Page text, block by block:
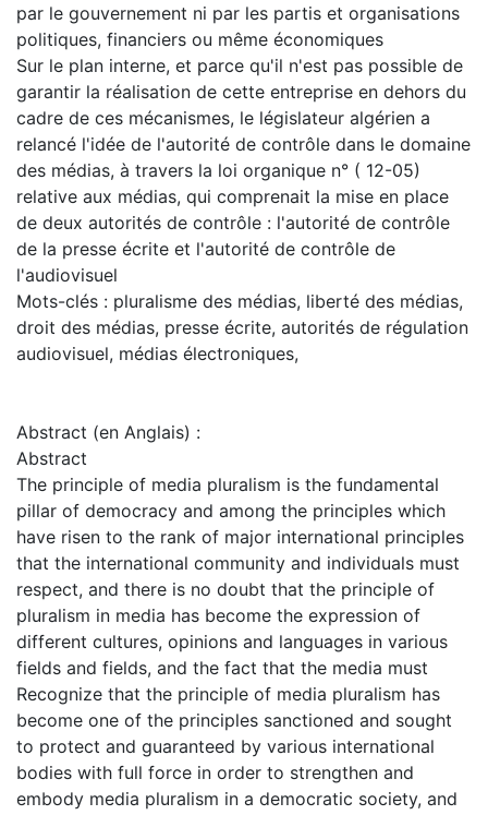
par le gouvernement ni par les partis et organisations
politiques, financiers ou même économiques
Sur le plan interne, et parce qu'il n'est pas possible de
garantir la réalisation de cette entreprise en dehors du
cadre de ces mécanismes, le législateur algérien a
relancé l'idée de l'autorité de contrôle dans le domaine
des médias, à travers la loi organique n° ( 12-05)
relative aux médias, qui comprenait la mise en place
de deux autorités de contrôle : l'autorité de contrôle
de la presse écrite et l'autorité de contrôle de
l'audiovisuel
Mots-clés : pluralisme des médias, liberté des médias,
droit des médias, presse écrite, autorités de régulation
audiovisuel, médias électroniques,
Abstract (en Anglais) :
Abstract
The principle of media pluralism is the fundamental
pillar of democracy and among the principles which
have risen to the rank of major international principles
that the international community and individuals must
respect, and there is no doubt that the principle of
pluralism in media has become the expression of
different cultures, opinions and languages in various
fields and fields, and the fact that the media must
Recognize that the principle of media pluralism has
become one of the principles sanctioned and sought
to protect and guaranteed by various international
bodies with full force in order to strengthen and
embody media pluralism in a democratic society, and